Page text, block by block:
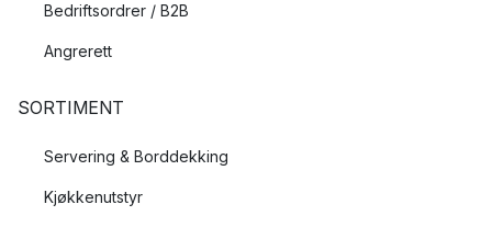
Bedriftsordrer / B2B
Angrerett
SORTIMENT
Servering & Borddekking
Kjøkkenutstyr